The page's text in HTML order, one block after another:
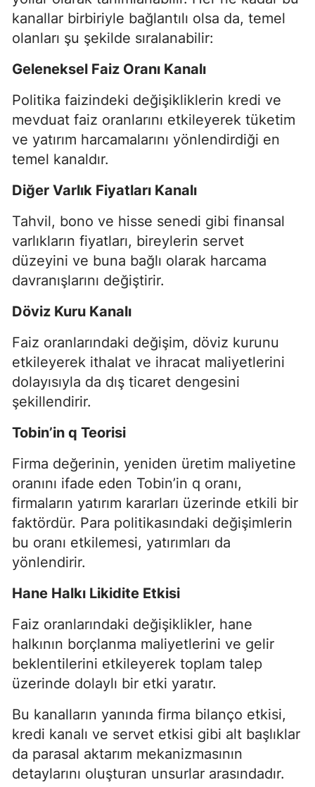
kanallar birbiriyle bağlantılı olsa da, temel
olanları şu şekilde sıralanabilir:
Geleneksel Faiz Oranı Kanalı
Politika faizindeki değişikliklerin kredi ve
mevduat faiz oranlarını etkileyerek tüketim
ve yatırım harcamalarını yönlendirdiği en
temel kanaldır.
Diğer Varlık Fiyatları Kanalı
Tahvil, bono ve hisse senedi gibi finansal
varlıkların fiyatları, bireylerin servet
düzeyini ve buna bağlı olarak harcama
davranışlarını değiştirir.
Döviz Kuru Kanalı
Faiz oranlarındaki değişim, döviz kurunu
etkileyerek ithalat ve ihracat maliyetlerini
dolayısıyla da dış ticaret dengesini
şekillendirir.
Tobin’in q Teorisi
Firma değerinin, yeniden üretim maliyetine
oranını ifade eden Tobin’in q oranı,
firmaların yatırım kararları üzerinde etkili bir
faktördür. Para politikasındaki değişimlerin
bu oranı etkilemesi, yatırımları da
yönlendirir.
Hane Halkı Likidite Etkisi
Faiz oranlarındaki değişiklikler, hane
halkının borçlanma maliyetlerini ve gelir
beklentilerini etkileyerek toplam talep
üzerinde dolaylı bir etki yaratır.
Bu kanalların yanında firma bilanço etkisi,
kredi kanalı ve servet etkisi gibi alt başlıklar
da parasal aktarım mekanizmasının
detaylarını oluşturan unsurlar arasındadır.